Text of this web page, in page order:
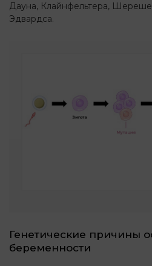
Дауна, Клайнфельтера,
Эдвардса.
Генетические причины
беременности